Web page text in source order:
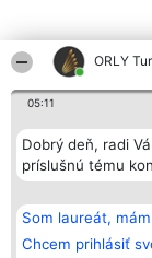
ORLY
05:11
Dobrý deň, radi
príslušnú tému
Som laureát,
Chcem prihlásiť
Organizátor
Bright Side Solutions sp.
o. sp. k.
Wrocław 50-079
KRS 0000749100 | Regon
381313360 | NIP
+48 508 492 400